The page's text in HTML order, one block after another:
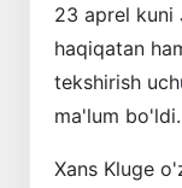
23 aprel kuni
haqiqatan
tekshirish
ma'lum bo'ldi.
Xans Kluge